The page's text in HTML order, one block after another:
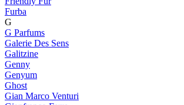
Furba
G
G Parfums
Galerie Des Sens
Galitzine
Genny
Genyum
Ghost
Gian Marco Venturi